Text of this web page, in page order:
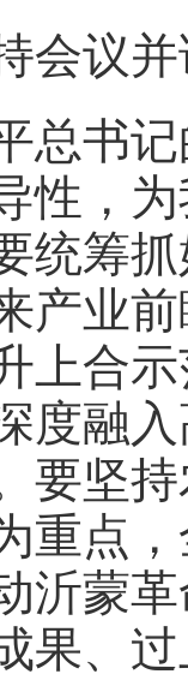
会议
总书
性，
统筹
产业
上合
度融
要坚
重点
沂蒙
果、